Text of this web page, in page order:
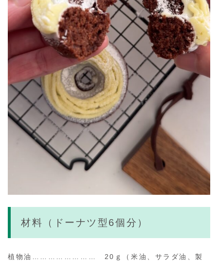
材料（ドーナツ型6個分）
植物油…………………… 20ｇ
（米油、サラダ油、製